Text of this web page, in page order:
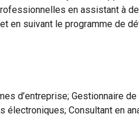
en assistant à
en suivant le programme de
d’entreprise; Gestionnaire
Consultant en